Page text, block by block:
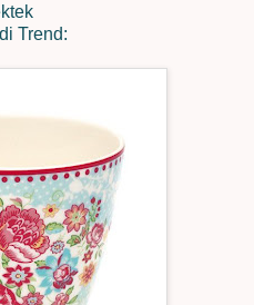
Trend: